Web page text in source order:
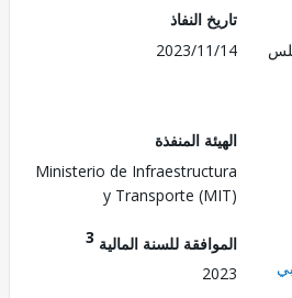
تاريخ النفاذ
2023/11/14
الهيئة المنفذة
Ministerio de Infraestructura
y Transporte (MIT)
الموافقة للسنة المالية3
2023